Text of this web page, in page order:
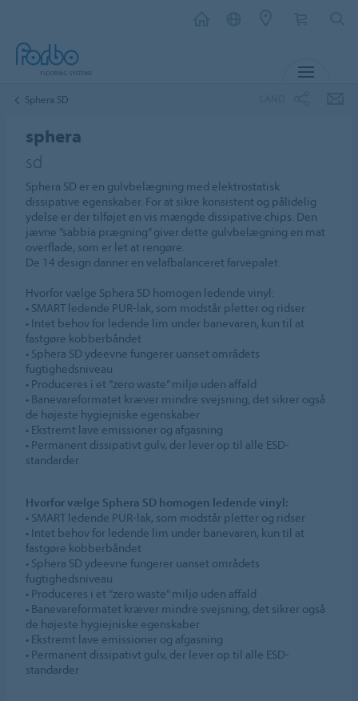
Sphera SD
sphera
sd
Sphera SD er en gulvbelægning med elektrostatisk
dissipative egenskaber. For at sikre konsistent og pålidelig
ydelse er der tilføjet en vis mængde dissipative chips. Den
jævne ”sabbia prægning” giver dette gulvbelægning en mat
overflade, som er let at rengøre.
De 14 design danner en velafbalanceret farvepalet.
Hvorfor vælge Sphera SD homogen ledende vinyl:
• SMART ledende PUR-lak, som modstår pletter og ridser
• Intet behov for ledende lim under banevaren, kun til at
fastgøre kobberbåndet
• Sphera SD ydeevne fungerer uanset områdets
fugtighedsniveau
• Produceres i et ”zero waste” miljø uden affald
• Banevareformatet kræver mindre svejsning, det sikrer også
de højeste hygiejniske egenskaber
• Ekstremt lave emissioner og afgasning
• Permanent dissipativt gulv, der lever op til alle ESD-
standarder
Hvorfor vælge Sphera SD homogen ledende vinyl:
• SMART ledende PUR-lak, som modstår pletter og ridser
• Intet behov for ledende lim under banevaren, kun til at
fastgøre kobberbåndet
• Sphera SD ydeevne fungerer uanset områdets
fugtighedsniveau
• Produceres i et ”zero waste” miljø uden affald
• Banevareformatet kræver mindre svejsning, det sikrer også
de højeste hygiejniske egenskaber
• Ekstremt lave emissioner og afgasning
• Permanent dissipativt gulv, der lever op til alle ESD-
standarder